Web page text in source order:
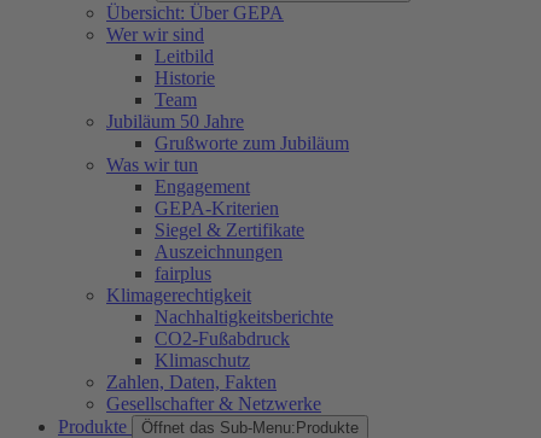
Übersicht: Über GEPA
Wer wir sind
Leitbild
Historie
Team
Jubiläum 50 Jahre
Grußworte zum Jubiläum
Was wir tun
Engagement
GEPA-Kriterien
Siegel & Zertifikate
Auszeichnungen
fairplus
Klimagerechtigkeit
Nachhaltigkeitsberichte
CO2-Fußabdruck
Klimaschutz
Zahlen, Daten, Fakten
Gesellschafter & Netzwerke
Produkte
Öffnet das Sub-Menu: Produkte